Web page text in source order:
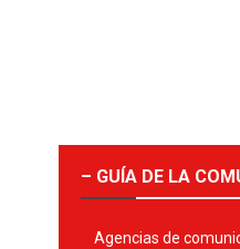
– GUÍA DE LA
Agencias de